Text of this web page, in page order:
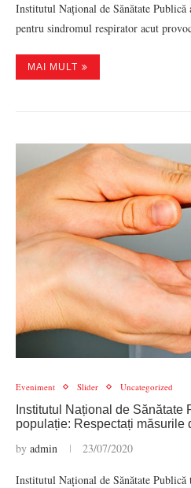
Institutul Național de Sănătate
pentru sindromul respirator acut
MAI MULT
Eveniment Slider Uncategorized
Institutul Național de Sănătate
populație: Respectați măsurile
by admin 23/07/2020
Institutul Național de Sănătate Publică